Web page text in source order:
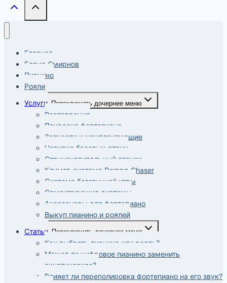
Главная
Борис Смирнов
Пианино
Рояли
Услуги Переключить дочернее меню
Реставрация
Покраска фортепиано
Запчасти и комплектующие
Навивка басовых струн
Струнонавивальный станок
Климат-система Dampp Chaser
Система беззвучной игры
Самоиграющие системы
Аксессуары для фортепиано
Выкуп пианино и роялей
Статьи Переключить дочернее меню
Как выбрать пианино или рояль?
Может ли цифровое пианино заменить
акустическое?
Влияет ли переполировка фортепиано на его звук?